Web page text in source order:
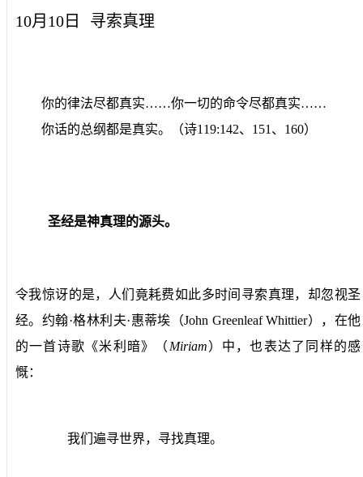
10月10日 寻索真理
你的律法尽都真实……你一切的命令尽都真实……
你话的总纲都是真实。（诗119:142、151、160）
圣经是神真理的源头。
令我惊讶的是，人们竟耗费如此多时间寻索真理，却忽视圣
经。约翰·格林利夫·惠蒂埃（John Greenleaf Whittier），在他
的一首诗歌《米利暗》（ Miriam）中，也表达了同样的感
慨：
我们遍寻世界，寻找真理。